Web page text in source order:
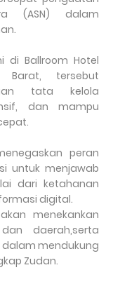
(ASN) dalam
di Ballroom Hotel
Barat, tersebut
tata kelola
dan mampu
peran
untuk menjawab
dari ketahanan
digital.
menekankan
daerah,serta
dalam mendukung
Zudan.